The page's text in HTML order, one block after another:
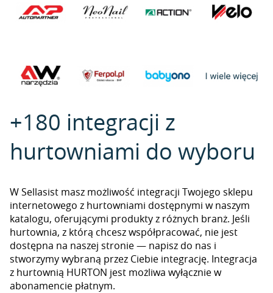
+180 integracji z
hurtowniami do wyboru
W Sellasist masz możliwość integracji Twojego sklepu
internetowego z hurtowniami dostępnymi w naszym
katalogu, oferującymi produkty z różnych branż. Jeśli
hurtownia, z którą chcesz współpracować, nie jest
dostępna na naszej stronie — napisz do nas i
stworzymy wybraną przez Ciebie integrację. Integracja
z hurtownią HURTON jest możliwa wyłącznie w
abonamencie płatnym.